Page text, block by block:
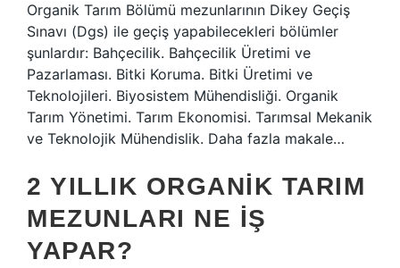
Organik Tarım Bölümü mezunlarının Dikey Geçiş
Sınavı (Dgs) ile geçiş yapabilecekleri bölümler
şunlardır: Bahçecilik. Bahçecilik Üretimi ve
Pazarlaması. Bitki Koruma. Bitki Üretimi ve
Teknolojileri. Biyosistem Mühendisliği. Organik
Tarım Yönetimi. Tarım Ekonomisi. Tarımsal Mekanik
ve Teknolojik Mühendislik. Daha fazla makale…
2 YILLIK ORGANIK TARIM
MEZUNLARI NE IŞ
YAPAR?